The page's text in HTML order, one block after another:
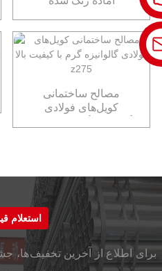
مصالح ساختمانی
کویل‌های فولادی
استعلام
برای اطلاع از آخرین تخفیف‌ها،